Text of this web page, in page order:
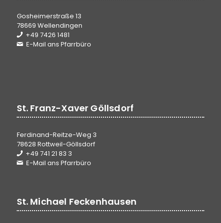
Gosheimerstraße 13
78669 Wellendingen
+49 7426 1481
E-Mail ans Pfarrbüro
St. Franz-Xaver Göllsdorf
Ferdinand-Reitze-Weg 3
78628 Rottweil-Göllsdorf
+49 741 21 83 3
E-Mail ans Pfarrbüro
St. Michael Feckenhausen